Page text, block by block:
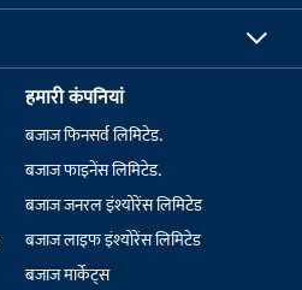
हमारी कंपनियां
बजाज फिनसर्व लिमिटेड.
बजाज फाइनेंस लिमिटेड.
बजाज जनरल इंश्योरेंस लिमिटेड
बजाज लाइफ इंश्योरेंस लिमिटेड
बजाज मार्केट्स